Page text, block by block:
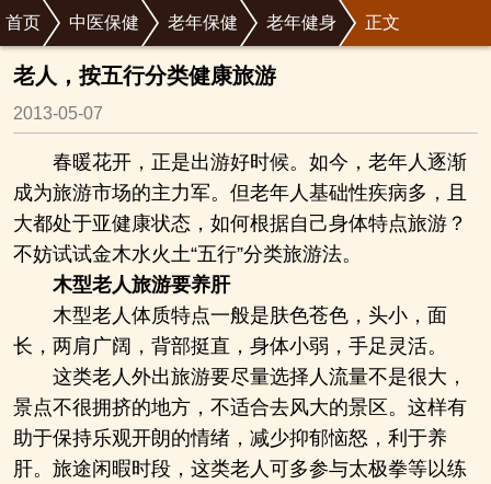
首页 中医保健 老年保健 老年健身 正文
老人，按五行分类健康旅游
2013-05-07
春暖花开，正是出游好时候。如今，老年人逐渐
成为旅游市场的主力军。但老年人基础性疾病多，且
大都处于亚健康状态，如何根据自己身体特点旅游？
不妨试试金木水火土“五行”分类旅游法。
木型老人旅游要养肝
木型老人体质特点一般是肤色苍色，头小，面
长，两肩广阔，背部挺直，身体小弱，手足灵活。
这类老人外出旅游要尽量选择人流量不是很大，
景点不很拥挤的地方，不适合去风大的景区。这样有
助于保持乐观开朗的情绪，减少抑郁恼怒，利于养
肝。旅途闲暇时段，这类老人可多参与太极拳等以练